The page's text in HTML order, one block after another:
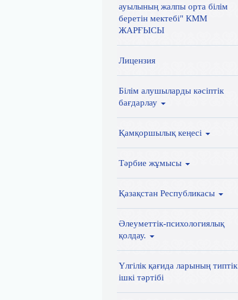
ауылының жалпы орта білім
беретін мектебі" КММ
ЖАРҒЫСЫ
Лицензия
Білім алушыларды кәсіптік
бағдарлау
Қамқоршылық кеңесі
Тәрбие жұмысы
Қазақстан Республикасы
Әлеуметтік-психологиялық
қолдау.
Үлгілік қағида ларының типтік
ішкі тәртібі